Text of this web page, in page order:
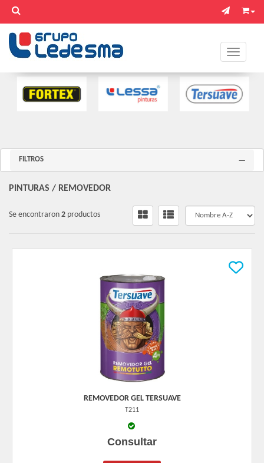
Toggle
FILTROS
PINTURAS / REMOVEDOR
Se encontraron 2 productos
REMOVEDOR GEL TERSUAVE
T211
Consultar